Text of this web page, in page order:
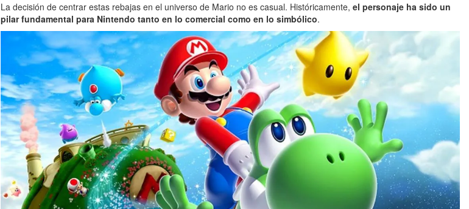
La decisión de centrar estas rebajas en el universo de Mario no es casual. Históricamente, el personaje ha sido un
pilar fundamental para Nintendo tanto en lo comercial como en lo simbólico.